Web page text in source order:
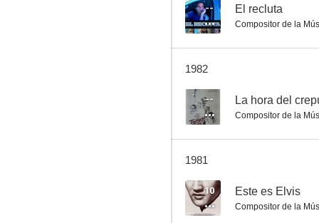
-- El recluta
Compositor de la
1982
-- La hora del
Compositor de la
1981
10 Este es Elvis
Compositor de la